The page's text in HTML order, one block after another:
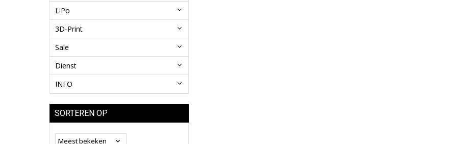
LiPo
3D-Print
Sale
Dienst
INFO
SORTEREN OP